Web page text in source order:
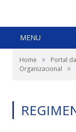
MENU
Home » Portal
Organizacional
»